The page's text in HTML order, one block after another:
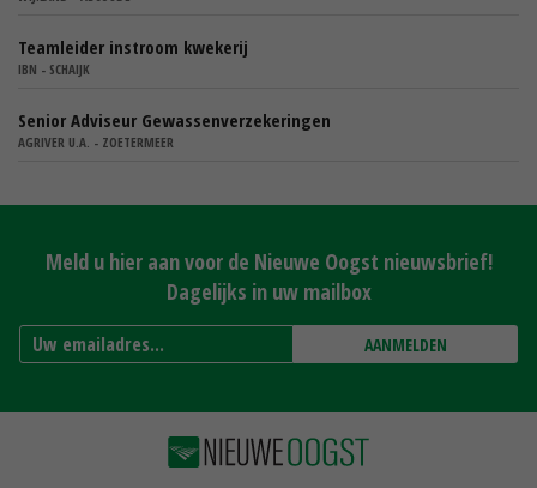
Teamleider instroom kwekerij
IBN - SCHAIJK
Senior Adviseur Gewassenverzekeringen
AGRIVER U.A. - ZOETERMEER
Meld u hier aan voor de Nieuwe Oogst nieuwsbrief!
Dagelijks in uw mailbox
AANMELDEN